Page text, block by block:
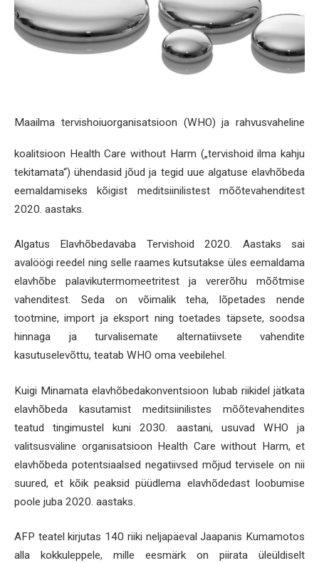
Maailma tervishoiuorganisatsioon (WHO) ja rahvusvaheline
koalitsioon Health Care without Harm („tervishoid ilma kahju
tekitamata“) ühendasid jõud ja tegid uue algatuse elavhõbeda
eemaldamiseks kõigist meditsiinilistest mõõtevahenditest
2020. aastaks.
Algatus Elavhõbedavaba Tervishoid 2020. Aastaks sai
avalöögi reedel ning selle raames kutsutakse üles eemaldama
elavhõbe palavikutermomeetritest ja vererõhu mõõtmise
vahenditest. Seda on võimalik teha, lõpetades nende
tootmine, import ja eksport ning toetades täpsete, soodsa
hinnaga ja turvalisemate alternatiivsete vahendite
kasutuselevõttu, teatab WHO oma veebilehel.
Kuigi Minamata elavhõbedakonventsioon lubab riikidel jätkata
elavhõbeda kasutamist meditsiinilistes mõõtevahendites
teatud tingimustel kuni 2030. aastani, usuvad WHO ja
valitsusväline organisatsioon Health Care without Harm, et
elavhõbeda potentsiaalsed negatiivsed mõjud tervisele on nii
suured, et kõik peaksid püüdlema elavhõdedast loobumise
poole juba 2020. aastaks.
AFP teatel kirjutas 140 riiki neljapäeval Jaapanis Kumamotos
alla kokkuleppele, mille eesmärk on piirata üleüldiselt